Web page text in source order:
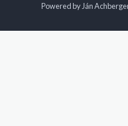
Powered by Ján